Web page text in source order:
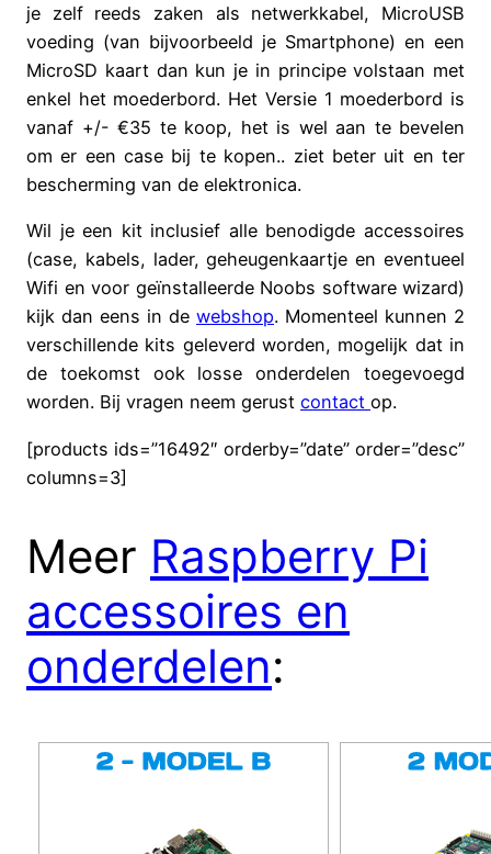
je zelf reeds zaken als netwerkkabel, MicroUSB
voeding (van bijvoorbeeld je Smartphone) en een
MicroSD kaart dan kun je in principe volstaan met
enkel het moederbord. Het Versie 1 moederbord is
vanaf +/- €35 te koop, het is wel aan te bevelen
om er een case bij te kopen.. ziet beter uit en ter
bescherming van de elektronica.
Wil je een kit inclusief alle benodigde accessoires
(case, kabels, lader, geheugenkaartje en eventueel
Wifi en voor geïnstalleerde Noobs software wizard)
kijk dan eens in de webshop. Momenteel kunnen 2
verschillende kits geleverd worden, mogelijk dat in
de toekomst ook losse onderdelen toegevoegd
worden. Bij vragen neem gerust contact op.
[products ids=”16492″ orderby=”date” order=”desc”
columns=3]
Meer Raspberry Pi
accessoires en
onderdelen: